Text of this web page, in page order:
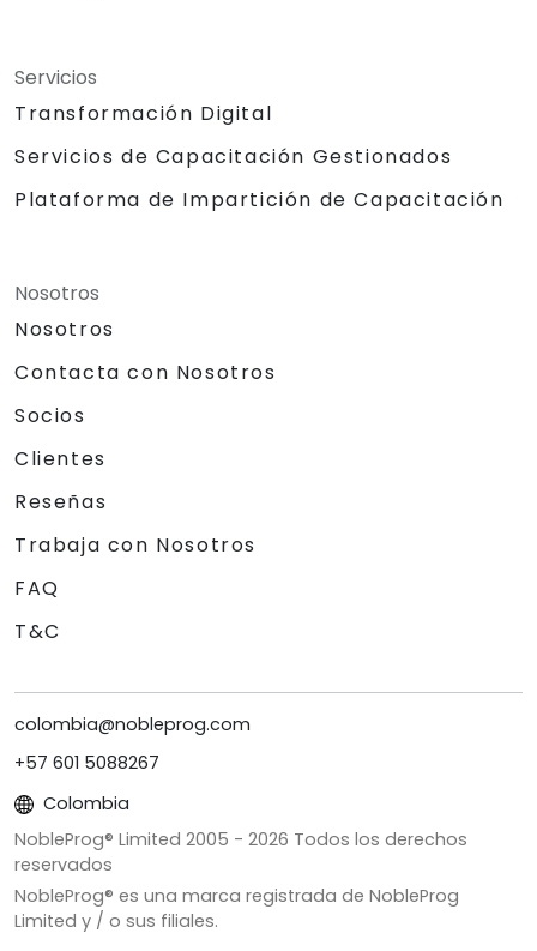
Servicios
Transformación Digital
Servicios de Capacitación Gestionados
Plataforma de Impartición de Capacitación
Nosotros
Nosotros
Contacta con Nosotros
Socios
Clientes
Reseñas
Trabaja con Nosotros
FAQ
T&C
colombia@nobleprog.com
+57 601 5088267
Colombia
NobleProg® Limited 2005 - 2026 Todos los derechos
reservados
NobleProg® es una marca registrada de NobleProg
Limited y / o sus filiales.